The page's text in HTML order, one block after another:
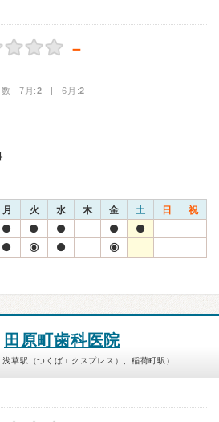
－
数 7月:2 | 6月:2
月 火 水 木 金 土 日 祝
田原町歯科医院
草駅（つくばエクスプレス）、稲荷町駅）